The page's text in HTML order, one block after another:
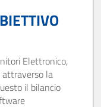
Elettronico,
attraverso la
il bilancio